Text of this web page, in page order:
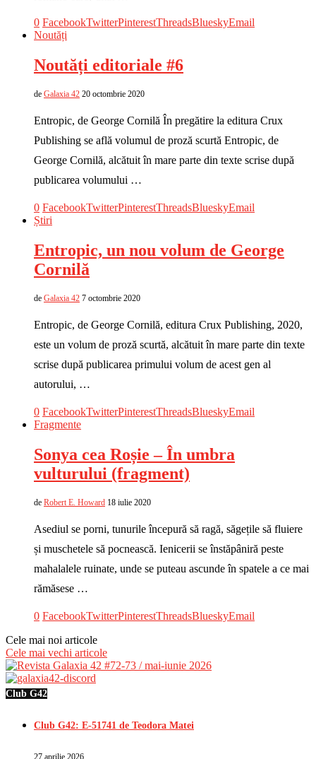
0 FacebookTwitterPinterestThreadsBlueskyEmail
Noutăți
Noutăți editoriale #6
de Galaxia 42 20 octombrie 2020
Entropic, de George Cornilă În pregătire la editura Crux
Publishing se află volumul de proză scurtă Entropic, de
George Cornilă, alcătuit în mare parte din texte scrise după
publicarea volumului …
0 FacebookTwitterPinterestThreadsBlueskyEmail
Știri
Entropic, un nou volum de George
Cornilă
de Galaxia 42 7 octombrie 2020
Entropic, de George Cornilă, editura Crux Publishing, 2020,
este un volum de proză scurtă, alcătuit în mare parte din texte
scrise după publicarea primului volum de acest gen al
autorului, …
0 FacebookTwitterPinterestThreadsBlueskyEmail
Fragmente
Sonya cea Roșie – În umbra
vulturului (fragment)
de Robert E. Howard 18 iulie 2020
Asediul se porni, tunurile începură să ragă, săgețile să fluiere
și muschetele să pocnească. Ienicerii se înstăpâniră peste
mahalalele ruinate, unde se puteau ascunde în spatele a ce mai
rămăsese …
0 FacebookTwitterPinterestThreadsBlueskyEmail
Cele mai noi articole
Cele mai vechi articole
Club G42
Club G42: E-51741 de Teodora Matei
27 aprilie 2026